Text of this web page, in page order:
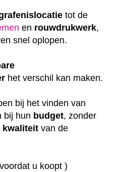
tot de
en rouwdrukwerk,
snel oplopen.
het verschil kan maken.
bij het vinden van
bij hun budget, zonder
kwaliteit van de
u koopt )